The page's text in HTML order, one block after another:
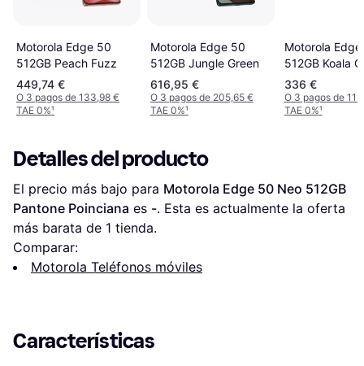
Motorola Edge 50
512GB Peach Fuzz
449,74 €
O 3 pagos de 133,98 €
TAE 0%¹
Motorola Edge 50
512GB Jungle Green
616,95 €
O 3 pagos de 205,65 €
TAE 0%¹
Motorola
512GB Koala
336 €
O 3 pagos de
TAE 0%¹
Detalles del producto
El precio más bajo para Motorola Edge 50 Neo 512GB
Pantone Poinciana es -. Esta es actualmente la oferta
más barata de 1 tienda.
Comparar:
Motorola Teléfonos móviles
Características